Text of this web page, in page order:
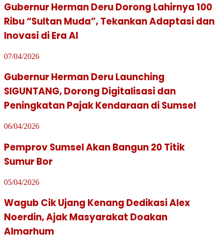
Gubernur Herman Deru Dorong Lahirnya 100
Ribu “Sultan Muda”, Tekankan Adaptasi dan
Inovasi di Era AI
07/04/2026
Gubernur Herman Deru Launching
SIGUNTANG, Dorong Digitalisasi dan
Peningkatan Pajak Kendaraan di Sumsel
06/04/2026
Pemprov Sumsel Akan Bangun 20 Titik
Sumur Bor
05/04/2026
Wagub Cik Ujang Kenang Dedikasi Alex
Noerdin, Ajak Masyarakat Doakan
Almarhum